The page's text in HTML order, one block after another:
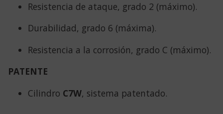
Resistencia de ataque, grado 2 (máximo).
Durabilidad, grado 6 (máxima).
Resistencia a la corrosión, grado C (máximo).
PATENTE
Cilindro C7W, sistema patentado.